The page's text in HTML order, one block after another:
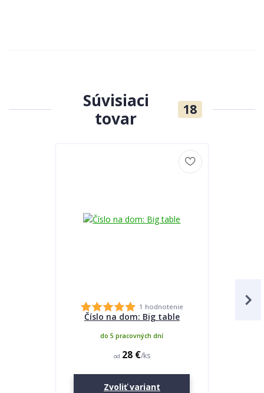
Súvisiaci
tovar
18
1 hodnotenie
Číslo na dom: Big table
od 28 €/ks
do 5 pracovných dní
Zvoliť variant